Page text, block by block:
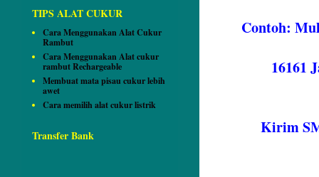
Contoh:
16161
Kirim
TIPS ALAT CUKUR
Cara Menggunakan Alat Cukur
Rambut
Cara Menggunakan Alat cukur
rambut Rechargeable
Membuat mata pisau cukur lebih
awet
Cara memilih alat cukur listrik
Transfer Bank